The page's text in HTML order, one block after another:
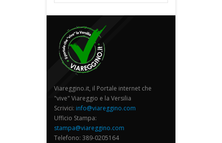
Viareggino.it, il Portale internet che
"vive" Viareggio e la Versilia
Scrivici: info@viareggino.com
Ufficio Stampa:
stampa@viareggino.com
Telefono: 389-0205164